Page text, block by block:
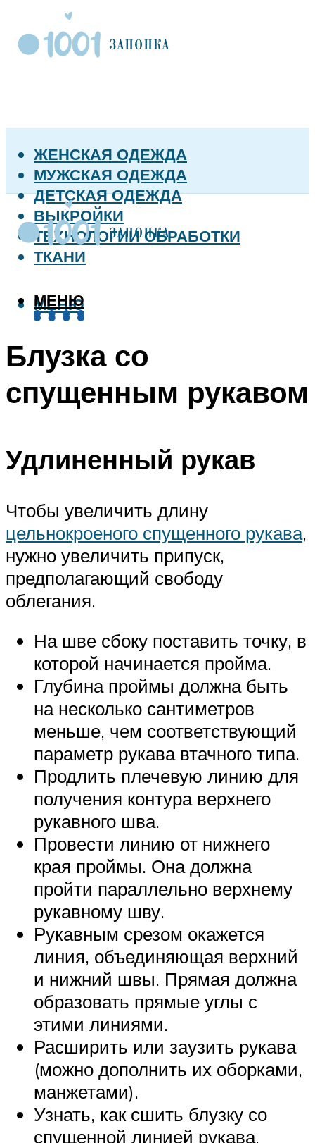
ЖЕНСКАЯ ОДЕЖДА
МУЖСКАЯ ОДЕЖДА
ДЕТСКАЯ ОДЕЖДА
ВЫКРОЙКИ
ТЕХНОЛОГИИ ОБРАБОТКИ
ТКАНИ
МЕНЮ
МЕНЮ
Блузка со
спущенным рукавом
Удлиненный рукав
Чтобы увеличить длину
цельнокроеного спущенного рукава,
нужно увеличить припуск,
предполагающий свободу
облегания.
На шве сбоку поставить точку, в
которой начинается пройма.
Глубина проймы должна быть
на несколько сантиметров
меньше, чем соответствующий
параметр рукава втачного типа.
Продлить плечевую линию для
получения контура верхнего
рукавного шва.
Провести линию от нижнего
края проймы. Она должна
пройти параллельно верхнему
рукавному шву.
Рукавным срезом окажется
линия, объединяющая верхний
и нижний швы. Прямая должна
образовать прямые углы с
этими линиями.
Расширить или заузить рукава
(можно дополнить их оборками,
манжетами).
Узнать, как сшить блузку со
спущенной линией рукава,